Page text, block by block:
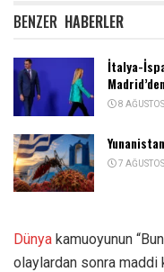
BENZER HABERLER
İtalya-
8
7
Dünya kamuoyunun
olaylardan sonra maddi